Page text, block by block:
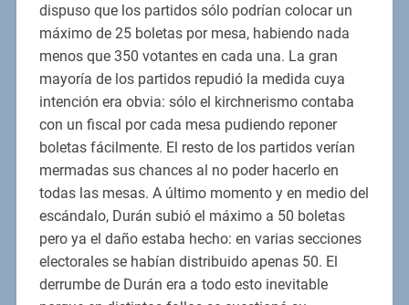
dispuso que los partidos sólo podrían colocar un
máximo de 25 boletas por mesa, habiendo nada
menos que 350 votantes en cada una. La gran
mayoría de los partidos repudió la medida cuya
intención era obvia: sólo el kirchnerismo contaba
con un fiscal por cada mesa pudiendo reponer
boletas fácilmente. El resto de los partidos verían
mermadas sus chances al no poder hacerlo en
todas las mesas. A último momento y en medio del
escándalo, Durán subió el máximo a 50 boletas
pero ya el daño estaba hecho: en varias secciones
electorales se habían distribuido apenas 50. El
derrumbe de Durán era a todo esto inevitable